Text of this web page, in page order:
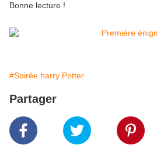
Bonne lecture !
#Soirée harry Potter
Partager